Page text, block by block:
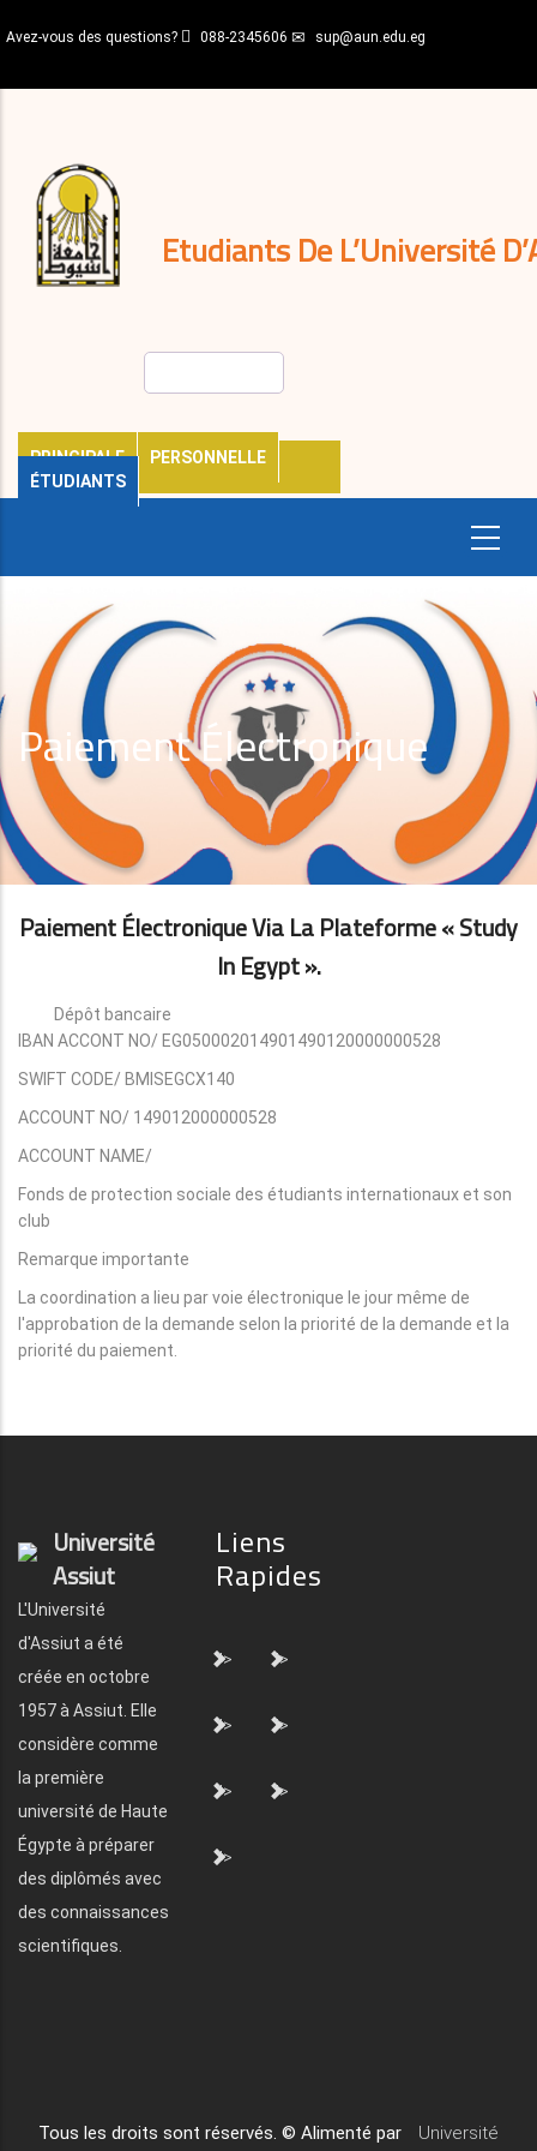
au
principal
Avez-vous des questions? 088-2345606 sup@aun.edu.eg
Etudiants De L’Université
PRINCIPALE
PERSONNELLE
ÉTUDIANTS
décisions
Expatriés
Journal
Paiement Électronique
Paiement Électronique Via La Plateforme « Study
In Egypt ».
Dépôt bancaire
IBAN ACCONT NO/ EG050002014901490120000000528
SWIFT CODE/ BMISEGCX140
ACCOUNT NO/ 149012000000528
ACCOUNT NAME/
Fonds de protection sociale des étudiants internationaux et son
club
Remarque importante
La coordination a lieu par voie électronique le jour même de
l'approbation de la demande selon la priorité de la demande et la
priorité du paiement.
Université
Assiut
L'Université
d'Assiut a été
créée en octobre
1957 à Assiut. Elle
considère comme
la première
université de Haute
Égypte à préparer
des diplômés avec
des connaissances
scientifiques.
Liens
Rapides
"> ">
"> ">
"> ">
">
Tous les droits sont réservés. © Alimenté par Université